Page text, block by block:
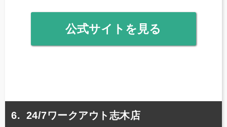
公式サイトを見る
24/7ワークアウト志木店